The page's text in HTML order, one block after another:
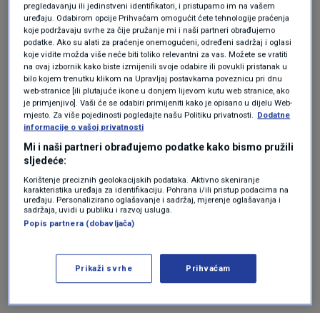
Prosječan broj korištenih kreditnih kratica u 2023. iznosio je
4,85 milijuna ili 57 posto od ukupnog broja izdanih, dok je
nekorištenih bilo 3,21 milijuna ili 37 posto, a blokiranih 0,5
milijuna ili 6 posto.
Od ukupnog broja platnih kartica, krajem 2023. kontaktnih je
bilo nešto više od dva milijuna ili 24,09 posto, a
Kako ističu iz HNB-a, taj podatak potvrđuje da se i u 2023 .
godini u Hrvatskoj nastavio trend izdavanja kartica
beskontaktnom funkcionalnošću.
HNB navodi i da je krajem prošle godine 92,6 posto
posto građana imalo je barem jednu debitnu karticu, 63 posto
stanovništva ili 2.424.103 imalo je samo debitnu karitcu, a
pregledavanju ili jedinstveni identifikatori, i pristupamo im na vašem
uređaju. Odabirom opcije Prihvaćam omogućit ćete tehnologije praćenja
koje podržavaju svrhe za čije pružanje mi i naši partneri obrađujemo
podatke. Ako su alati za praćenje onemogućeni, određeni sadržaj i oglasi
koje vidite možda više neće biti toliko relevantni za vas. Možete se vratiti
na ovaj izbornik kako biste izmijenili svoje odabire ili povukli pristanak u
bilo kojem trenutku klikom na Upravljaj postavkama poveznicu pri dnu
web-stranice [ili plutajuće ikone u donjem lijevom kutu web stranice, ako
je primjenjivo]. Vaši će se odabiri primijeniti kako je opisano u dijelu Web-
mjesto. Za više pojedinosti pogledajte našu Politiku privatnosti. Dodatne
informacije o vašoj privatnosti
Mi i naši partneri obrađujemo podatke kako bismo pružili
sljedeće:
Korištenje preciznih geolokacijskih podataka. Aktivno skeniranje
karakteristika uređaja za identifikaciju. Pohrana i/ili pristup podacima na
uređaju. Personalizirano oglašavanje i sadržaj, mjerenje oglašavanja i
sadržaja, uvidi u publiku i razvoj usluga.
Popis partnera (dobavljača)
Prikaži svrhe Prihvaćam